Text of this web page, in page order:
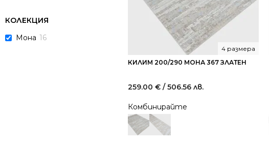
КОЛЕКЦИЯ
Мона 16
КИЛИМ 200/290 МОНА 367 ЗЛАТЕН
4 размера
259.00 € / 506.56 лв.
Комбинирайте